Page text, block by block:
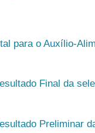
para o Auxílio-
Final da
Preliminar